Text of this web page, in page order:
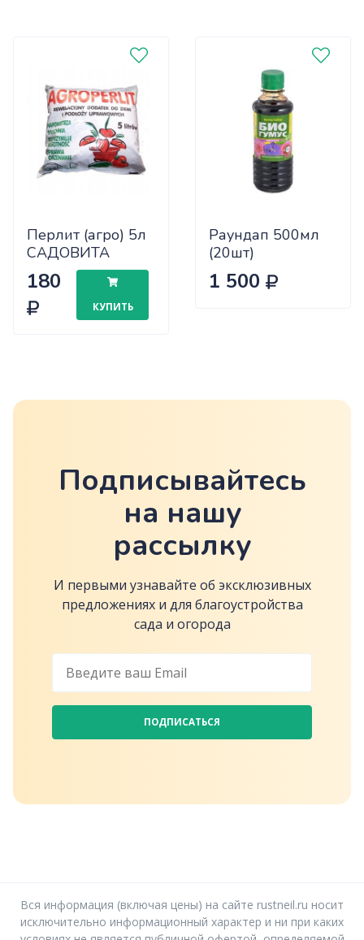
Перлит (агро) 5л
САДОВИТА
х10/300
180
КУПИТЬ
Раундап 500мл
(20шт)
1 500
Подписывайтесь
на нашу
рассылку
И первыми узнавайте об эксклюзивных
предложениях и для благоустройства
сада и огорода
ПОДПИСАТЬСЯ
Вся информация (включая цены) на сайте rustneil.ru носит
исключительно информационный характер и ни при каких